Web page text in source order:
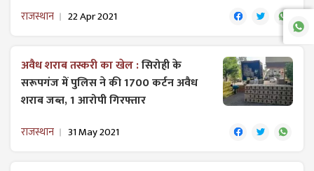
राजस्थान 22 Apr 2021
अवैध शराब तस्करी का खेल :सिरोही के
सरूपगंज में पुलिस ने की 1700 कर्टन अवैध
शराब जब्त, 1 आरोपी गिरफ्तार
राजस्थान 31 May 2021